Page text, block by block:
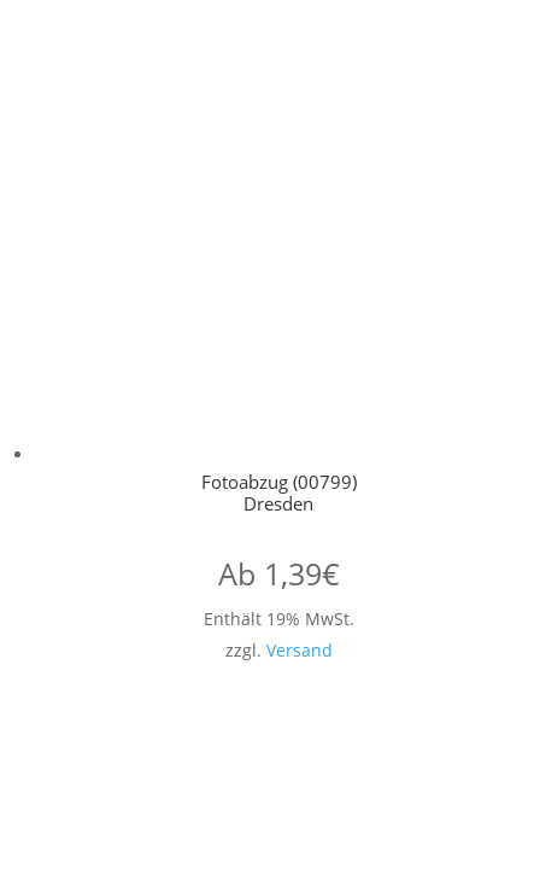
Fotoabzug (00799)
Dresden
Ab 1,39€
Enthält 19% MwSt.
zzgl. Versand